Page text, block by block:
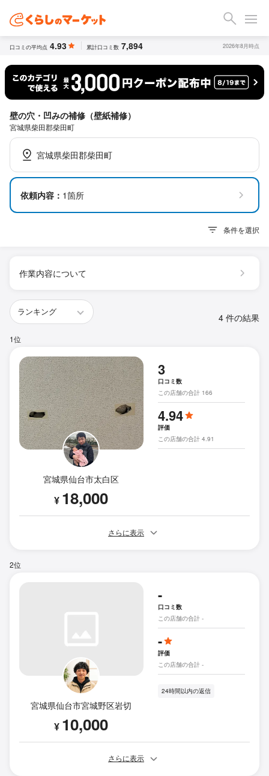
口コミの平均点 4.93 累計口コミ数 7,894 2026年8月時点
壁の穴・凹みの補修（壁紙補修）
宮城県柴田郡柴田町
宮城県柴田郡柴田町
依頼内容： 1箇所
条件を選択
作業内容について
4 件の結果
1位
宮城県仙台市太白区
¥ 18,000
3
口コミ数
この店舗の合計 166
4.94
評価
この店舗の合計 4.91
さらに表示
2位
宮城県仙台市宮城野区岩切
¥ 10,000
-
口コミ数
この店舗の合計 -
-
評価
この店舗の合計 -
24時間以内の返信
さらに表示